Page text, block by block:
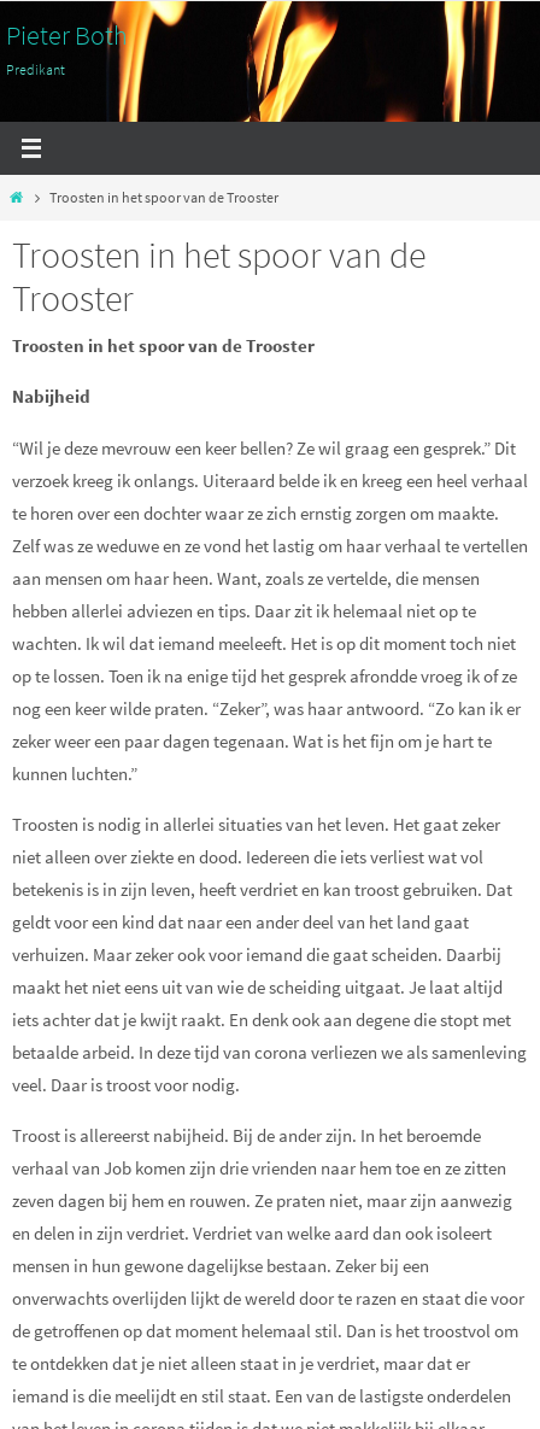
naar
de
Pieter Both
Predikant
HomeTroosten in het spoor van de Trooster
Troosten in het spoor van de
Trooster
Troosten in het spoor van de Trooster
Nabijheid
“Wil je deze mevrouw een keer bellen? Ze wil graag een gesprek.” Dit
verzoek kreeg ik onlangs. Uiteraard belde ik en kreeg een heel verhaal
te horen over een dochter waar ze zich ernstig zorgen om maakte.
Zelf was ze weduwe en ze vond het lastig om haar verhaal te vertellen
aan mensen om haar heen. Want, zoals ze vertelde, die mensen
hebben allerlei adviezen en tips. Daar zit ik helemaal niet op te
wachten. Ik wil dat iemand meeleeft. Het is op dit moment toch niet
op te lossen. Toen ik na enige tijd het gesprek afrondde vroeg ik of ze
nog een keer wilde praten. “Zeker”, was haar antwoord. “Zo kan ik er
zeker weer een paar dagen tegenaan. Wat is het fijn om je hart te
kunnen luchten.”
Troosten is nodig in allerlei situaties van het leven. Het gaat zeker
niet alleen over ziekte en dood. Iedereen die iets verliest wat vol
betekenis is in zijn leven, heeft verdriet en kan troost gebruiken. Dat
geldt voor een kind dat naar een ander deel van het land gaat
verhuizen. Maar zeker ook voor iemand die gaat scheiden. Daarbij
maakt het niet eens uit van wie de scheiding uitgaat. Je laat altijd
iets achter dat je kwijt raakt. En denk ook aan degene die stopt met
betaalde arbeid. In deze tijd van corona verliezen we als samenleving
veel. Daar is troost voor nodig.
Troost is allereerst nabijheid. Bij de ander zijn. In het beroemde
verhaal van Job komen zijn drie vrienden naar hem toe en ze zitten
zeven dagen bij hem en rouwen. Ze praten niet, maar zijn aanwezig
en delen in zijn verdriet. Verdriet van welke aard dan ook isoleert
mensen in hun gewone dagelijkse bestaan. Zeker bij een
onverwachts overlijden lijkt de wereld door te razen en staat die voor
de getroffenen op dat moment helemaal stil. Dan is het troostvol om
te ontdekken dat je niet alleen staat in je verdriet, maar dat er
iemand is die meelijdt en stil staat. Een van de lastigste onderdelen